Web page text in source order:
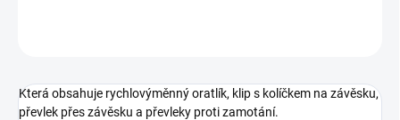
Která obsahuje rychlovýměnný oratlík, klip s kolíčkem na závěsku,
převlek přes závěsku a převleky proti zamotání.